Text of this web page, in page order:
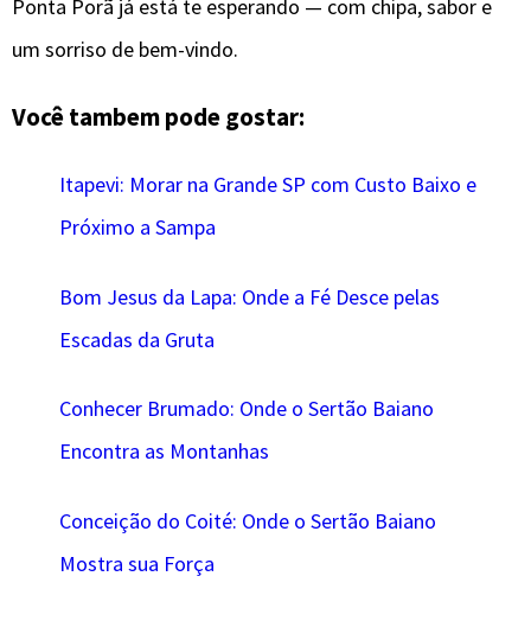
Ponta Porã já está te esperando — com chipa, sabor e
um sorriso de bem-vindo.
Você tambem pode gostar:
Itapevi: Morar na Grande SP com Custo Baixo e
Próximo a Sampa
Bom Jesus da Lapa: Onde a Fé Desce pelas
Escadas da Gruta
Conhecer Brumado: Onde o Sertão Baiano
Encontra as Montanhas
Conceição do Coité: Onde o Sertão Baiano
Mostra sua Força